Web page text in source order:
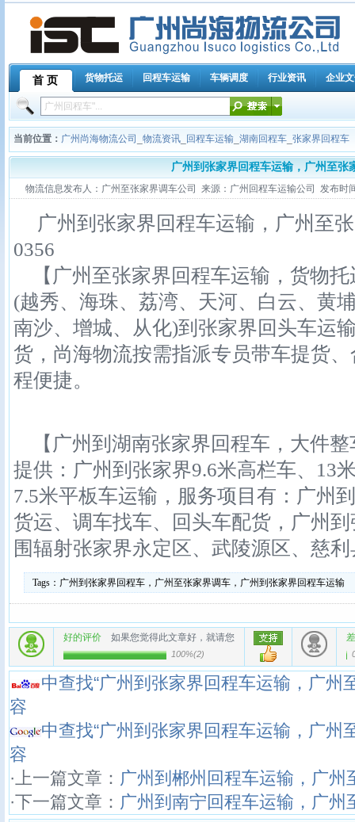
首 页 货物托运 回程车运输 车辆调度 行业资讯 企业
当前位置： 广州尚海物流公司 物流资讯 回程车运输 湖南回程车 张家界回程车
广州到张家界回程车运输，广州至张
物流信息发布人：广州至张家界调车公司 来源：广州回程车运输公司 发布时
广州到张家界回程车运输，广州至张
0356
【广州至张家界回程车运输，货物
(越秀、海珠、荔湾、天河、白云、黄
南沙、增城、从化)到张家界回头车运
货，尚海物流按需指派专员带车提货
程便捷。
【广州到湖南张家界回程车，大件
提供：广州到张家界9.6米高栏车、13
7.5米平板车运输，服务项目有：广州
货运、调车找车、回头车配货，广州
围辐射张家界永定区、武陵源区、慈
Tags： 广州到张家界回程车，广州至张家界调车，广州到张家界回程车运输
好的评价 如果您觉得此文章好，就请您
100%(2)
中查找“广州到张家界回程车运输，广州
容
中查找“广州到张家界回程车运输，广州
容
·上一篇文章： 广州到郴州回程车运输，广州
·下一篇文章： 广州到南宁回程车运输，广州